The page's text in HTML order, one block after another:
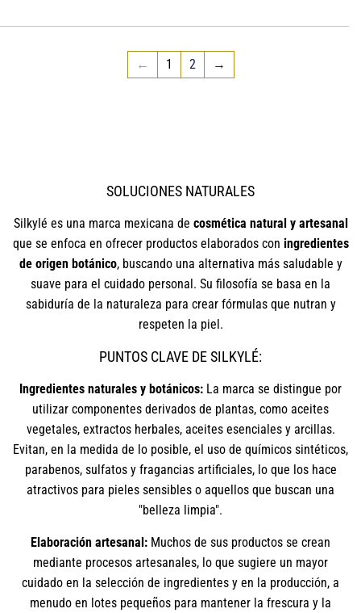
← 1 2 →
SOLUCIONES NATURALES
Silkylé es una marca mexicana de cosmética natural y artesanal
que se enfoca en ofrecer productos elaborados con ingredientes
de origen botánico, buscando una alternativa más saludable y
suave para el cuidado personal. Su filosofía se basa en la
sabiduría de la naturaleza para crear fórmulas que nutran y
respeten la piel.
PUNTOS CLAVE DE SILKYLÉ:
Ingredientes naturales y botánicos: La marca se distingue por
utilizar componentes derivados de plantas, como aceites
vegetales, extractos herbales, aceites esenciales y arcillas.
Evitan, en la medida de lo posible, el uso de químicos sintéticos,
parabenos, sulfatos y fragancias artificiales, lo que los hace
atractivos para pieles sensibles o aquellos que buscan una
"belleza limpia".
Elaboración artesanal: Muchos de sus productos se crean
mediante procesos artesanales, lo que sugiere un mayor
cuidado en la selección de ingredientes y en la producción, a
menudo en lotes pequeños para mantener la frescura y la